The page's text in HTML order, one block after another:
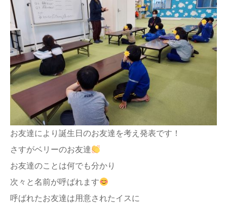
お友達により誕生日のお友達を考え発表です！
さすがベリーのお友達
お友達のことは何でも分かり
次々と名前が呼ばれます
呼ばれたお友達は用意されたイスに